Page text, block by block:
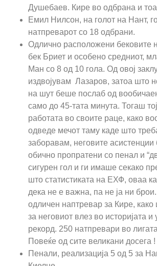
Душебаев. Кире во одбрана и
Емил Нилсон, на голот на Нант,
натпреварот со 18 одбрани.
Одлично расположени бековите
бек Бриет и особено средниот,
Ман со 8 од 10 гола. Од овој
издвојувам Лазаров, затоа што
на шут беше послаб од
само до 45-тата минута. Тогаш
работата во своите раце, како
одведе мечот таму каде што
заборавам, неговите асистенции
обично пропратени со пенал и
сигурен гол и ги имаше секако
што статистиката на ЕХФ, оваа
дека не е важна, па не ја ни
одличен наптревар за Кире, како
за неговиот влез во историјата
рекорд. 250 натпревари во
Повеќе од сите великани досега !
Пенали, реализација 5 од 5 за